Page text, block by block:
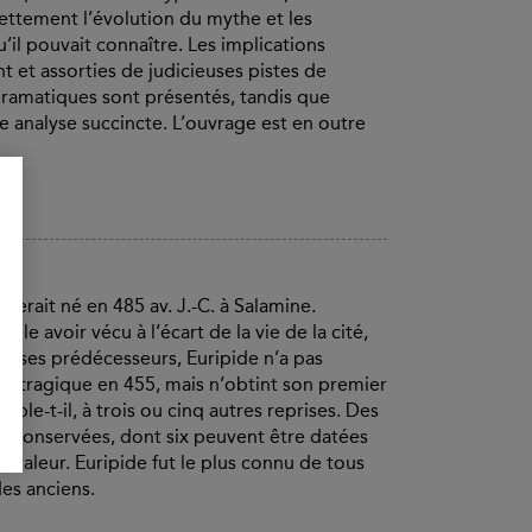
l’évolution du mythe et les
pouvait connaître. Les implications
et assorties de judicieuses pistes de
sont présentés, tandis que
analyse succincte. L’ouvrage est en outre
né en 485 av. J.-C. à Salamine.
avoir vécu à l’écart de la vie de la cité,
ses prédécesseurs, Euripide n’a pas
tragique en 455, mais n’obtint son premier
t-il, à trois ou cinq autres reprises. Des
conservées, dont six peuvent être datées
valeur. Euripide fut le plus connu de tous
anciens.